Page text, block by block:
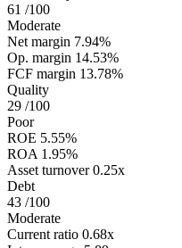
61 /100
Moderate
Net margin 7.94%
Op. margin 14.53%
FCF margin 13.78%
Quality
29 /100
Poor
ROE 5.55%
ROA 1.95%
Asset turnover 0.25x
Debt
43 /100
Moderate
Current ratio 0.68x